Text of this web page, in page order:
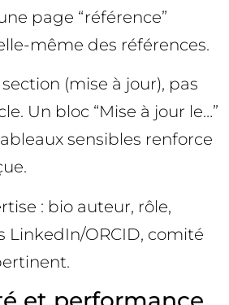
page “référence”
même des références.
(mise à jour), pas
Un bloc “Mise à jour le…”
sensibles renforce
: bio auteur, rôle,
LinkedIn/ORCID, comité